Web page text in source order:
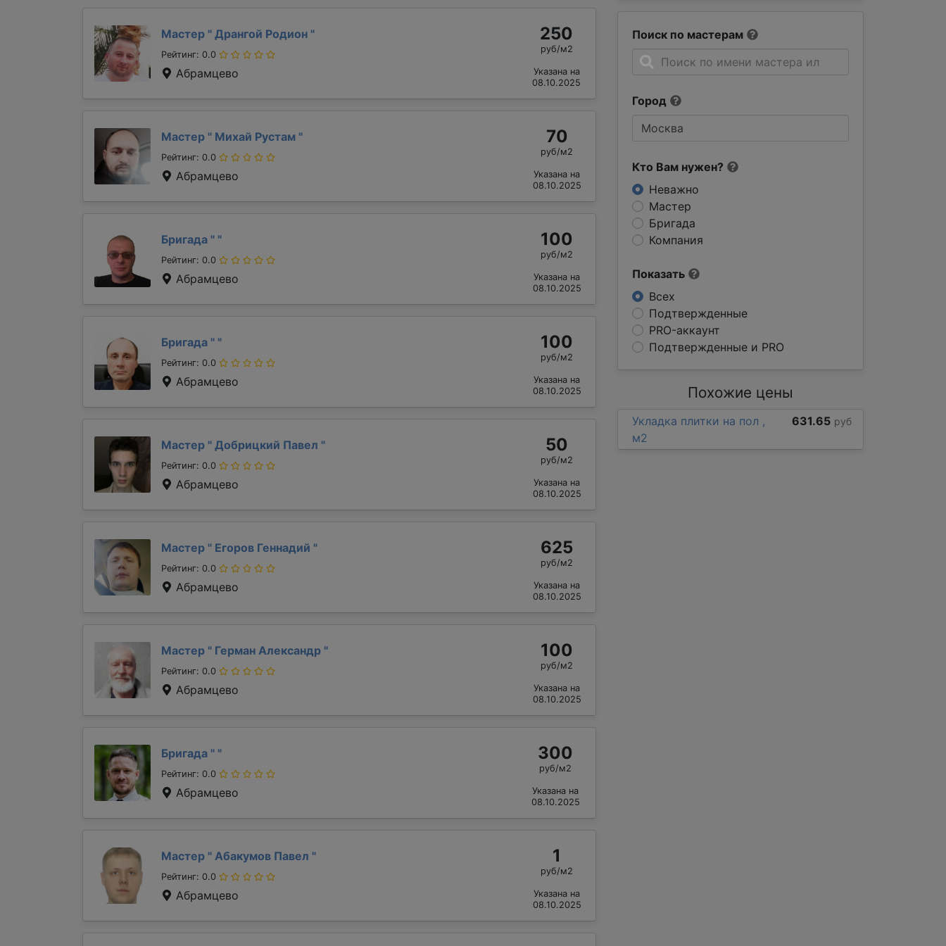
Поиск по мастерам
Город
Кто Вам нужен?
Неважно
Мастер
Бригада
Компания
Показать
Всех
Подтвержденные
PRO-аккаунт
Подтвержденные и PRO
Мастер " Дрангой Родион "
Рейтинг: 0.0
Абрамцево
250
руб/м2
Указана на
08.10.2025
Мастер " Михай Рустам "
Рейтинг: 0.0
Абрамцево
70
руб/м2
Указана на
08.10.2025
Бригада " "
Рейтинг: 0.0
Абрамцево
100
руб/м2
Указана на
08.10.2025
Бригада " "
Рейтинг: 0.0
Абрамцево
100
руб/м2
Указана на
08.10.2025
Мастер " Добрицкий Павел "
Рейтинг: 0.0
Абрамцево
50
руб/м2
Указана на
08.10.2025
Мастер " Егоров Геннадий "
Рейтинг: 0.0
Абрамцево
625
руб/м2
Указана на
08.10.2025
Мастер " Герман Александр "
Рейтинг: 0.0
Абрамцево
100
руб/м2
Указана на
08.10.2025
Бригада " "
Рейтинг: 0.0
Абрамцево
300
руб/м2
Указана на
08.10.2025
Мастер " Абакумов Павел "
Рейтинг: 0.0
Абрамцево
1
руб/м2
Указана на
08.10.2025
Похожие цены
Укладка плитки на пол ,
м2
631.65 руб